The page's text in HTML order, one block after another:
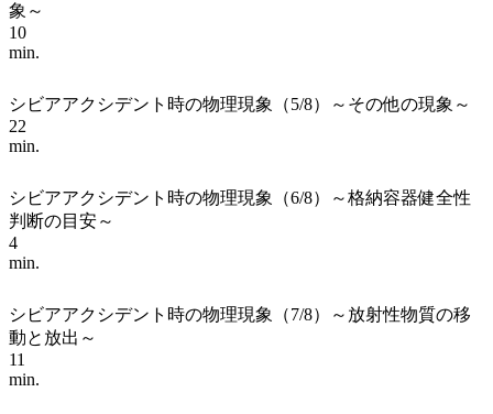
象～
10
min.
シビアアクシデント時の物理現象（5/8）～その他の現象～
22
min.
シビアアクシデント時の物理現象（6/8）～格納容器健全性
判断の目安～
4
min.
シビアアクシデント時の物理現象（7/8）～放射性物質の移
動と放出～
11
min.